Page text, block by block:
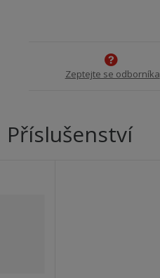
Zeptejte se odborníka
Příslušenství